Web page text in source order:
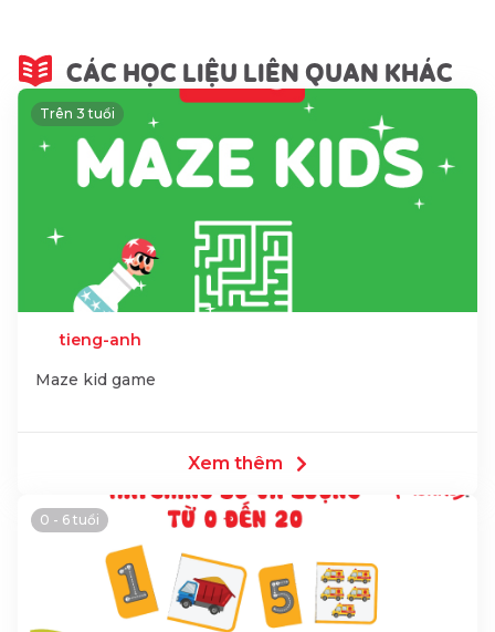
CÁC HỌC LIỆU LIÊN QUAN KHÁC
Trên 3 tuổi
tieng-anh
Maze kid game
Xem thêm
0 - 6 tuổi